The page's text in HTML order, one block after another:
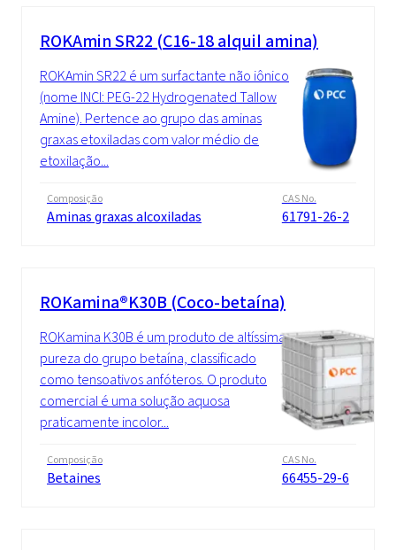
ROKAmin SR22 (C16-18 alquil amina)
ROKAmin SR22 é um surfactante não iônico
(nome INCI: PEG-22 Hydrogenated Tallow
Amine). Pertence ao grupo das aminas
graxas etoxiladas com valor médio de
etoxilação...
Composição
Aminas graxas alcoxiladas
CAS No.
61791-26-2
ROKamina®K30B (Coco-betaína)
ROKamina K30B é um produto de altíssima
pureza do grupo betaína, classificado
como tensoativos anfóteros. O produto
comercial é uma solução aquosa
praticamente incolor...
Composição
Betaines
CAS No.
66455-29-6